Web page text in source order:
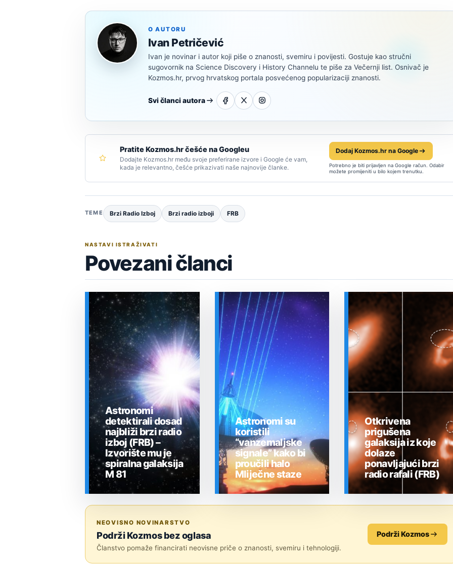
O AUTORU
Ivan Petričević
Ivan je novinar i autor koji piše o znanosti, svemiru i povijesti. Gostuje kao stručni
sugovornik na Science Discovery i History Channelu te piše za Večernji list. Osnivač je
Kozmos.hr, prvog hrvatskog portala posvećenog popularizaciji znanosti.
Svi članci autora
Pratite Kozmos.hr češće na Googleu
Dodajte Kozmos.hr među svoje preferirane izvore i Google će vam,
kada je relevantno, češće prikazivati naše najnovije članke.
Dodaj Kozmos.hr na Google
Potrebno je biti prijavljen na Google račun. Odabir
možete promijeniti u bilo kojem trenutku.
TEME Brzi Radio Izboj Brzi radio izboji FRB
NASTAVI ISTRAŽIVATI
Povezani članci
Astronomi
detektirali dosad
najbliži brzi radio
izboj (FRB) –
Izvorište mu je
spiralna galaksija
M 81
Astronomi su
koristili
“vanzemaljske
signale” kako bi
proučili halo
Mliječne staze
Otkrivena
prigušena
galaksija iz koje
dolaze
ponavljajući brzi
radio rafali (FRB)
NEOVISNO NOVINARSTVO
Podrži Kozmos bez oglasa
Članstvo pomaže financirati neovisne priče o znanosti, svemiru i tehnologiji.
Podrži Kozmos